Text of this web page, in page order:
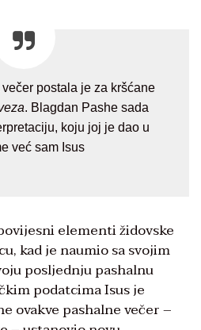
postala je za kršćane
. Blagdan Pashe sada
koju joj je dao u
već sam Isus
elementi židovske
kad je naumio sa svojim
posljednju pashalnu
podatcima Isus je
ovakve pashalne večer –